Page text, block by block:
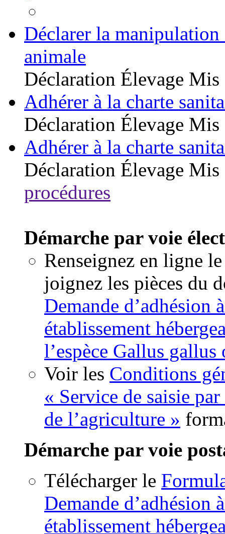
Déclarer la manipulation
animale
Déclaration Élevage Mis
Adhérer à la charte
Déclaration Élevage Mis
Adhérer à la charte
Déclaration Élevage Mis
procédures
Démarche par voie
Renseignez en ligne
joignez les pièces du
Demande d’adhésion
établissement
l’espèce Gallus
Voir les Conditions
« Service de saisie
de l’agriculture »
Démarche par voie
Télécharger le
Demande d’adhésion
établissement